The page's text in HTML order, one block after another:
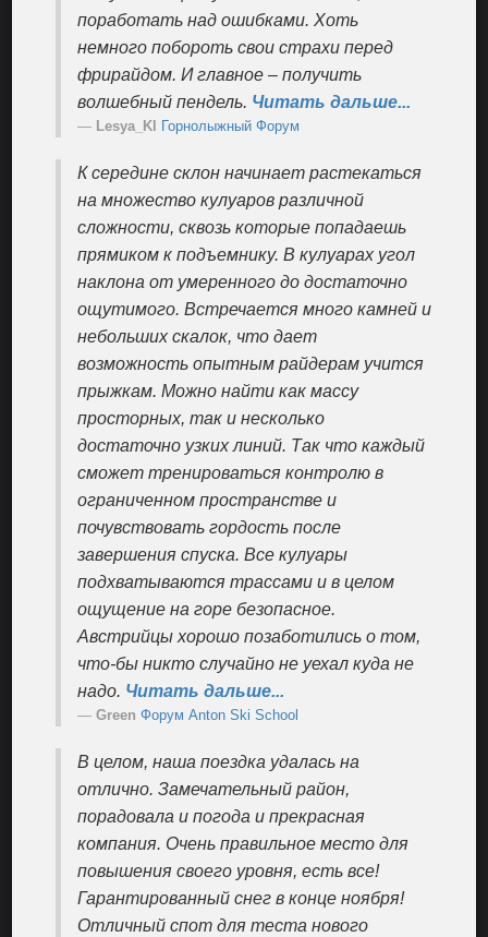
поработать над ошибками. Хоть
немного побороть свои страхи перед
фрирайдом. И главное – получить
волшебный пендель. Читать дальше...
Lesya_Kl Горнолыжный Форум
К середине склон начинает растекаться
на множество кулуаров различной
сложности, сквозь которые попадаешь
прямиком к подъемнику. В кулуарах угол
наклона от умеренного до достаточно
ощутимого. Встречается много камней и
небольших скалок, что дает
возможность опытным райдерам учится
прыжкам. Можно найти как массу
просторных, так и несколько
достаточно узких линий. Так что каждый
сможет тренироваться контролю в
ограниченном пространстве и
почувствовать гордость после
завершения спуска. Все кулуары
подхватываются трассами и в целом
ощущение на горе безопасное.
Австрийцы хорошо позаботились о том,
что-бы никто случайно не уехал куда не
надо. Читать дальше...
Green Форум Anton Ski School
В целом, наша поездка удалась на
отлично. Замечательный район,
порадовала и погода и прекрасная
компания. Очень правильное место для
повышения своего уровня, есть все!
Гарантированный снег в конце ноября!
Отличный спот для теста нового